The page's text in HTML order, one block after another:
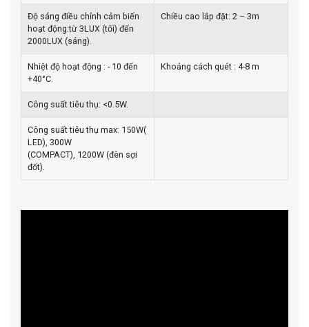
Độ sáng điều chỉnh cảm biến
hoạt động:từ 3LUX (tối) đến
2000LUX (sáng).
Chiều cao lắp đặt: 2 – 3m
Nhiệt độ hoạt động : - 10 đến
+40°C.
Khoảng cách quét : 4-8 m
Công suất tiêu thụ: <0.5W.
Công suất tiêu thụ max: 150W(
LED), 300W
(COMPACT), 1200W (đèn sợi
đốt).